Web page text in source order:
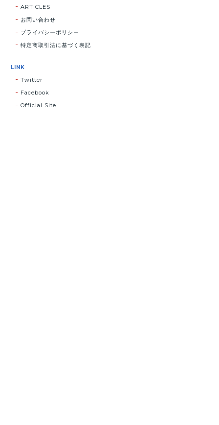
ARTICLES
お問い合わせ
プライバシーポリシー
特定商取引法に基づく表記
LINK
Twitter
Facebook
Official Site